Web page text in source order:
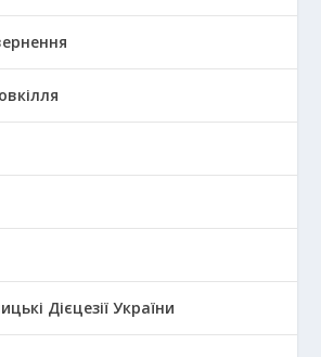
Дієцезії України